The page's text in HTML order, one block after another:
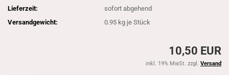
Lieferzeit:
sofort abgehend
Versandgewicht:
0.95 kg je Stück
10,50 EUR
inkl. 19% MwSt. zzgl. Versand